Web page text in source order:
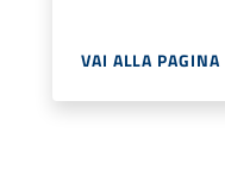
VAI ALLA PAGINA